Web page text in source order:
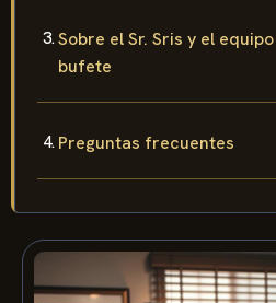
Sobre el Sr. Sris y el
bufete
Preguntas frecuentes